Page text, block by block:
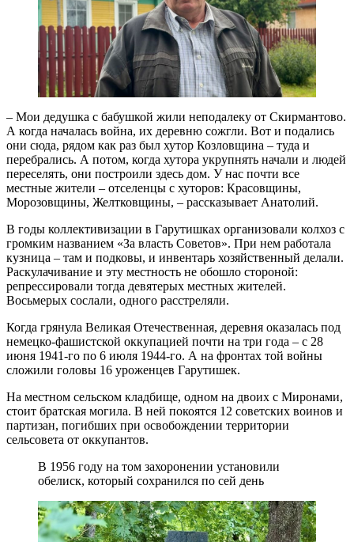
– Мои дедушка с бабушкой жили неподалеку от Скирмантово.
А когда началась война, их деревню сожгли. Вот и подались
они сюда, рядом как раз был хутор Козловщина – туда и
перебрались. А потом, когда хутора укрупнять начали и людей
переселять, они построили здесь дом. У нас почти все
местные жители – отселенцы с хуторов: Красовщины,
Морозовщины, Желтковщины, – рассказывает Анатолий.
В годы коллективизации в Гарутишках организовали колхоз с
громким названием «За власть Советов». При нем работала
кузница – там и подковы, и инвентарь хозяйственный делали.
Раскулачивание и эту местность не обошло стороной:
репрессировали тогда девятерых местных жителей.
Восьмерых сослали, одного расстреляли.
Когда грянула Великая Отечественная, деревня оказалась под
немецко-фашистской оккупацией почти на три года – с 28
июня 1941-го по 6 июля 1944-го. А на фронтах той войны
сложили головы 16 уроженцев Гарутишек.
На местном сельском кладбище, одном на двоих с Миронами,
стоит братская могила. В ней покоятся 12 советских воинов и
партизан, погибших при освобождении территории
сельсовета от оккупантов.
В 1956 году на том захоронении установили
обелиск, который сохранился по сей день